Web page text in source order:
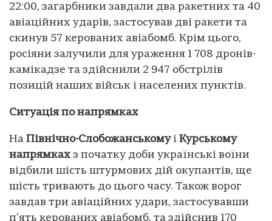
22:00, загарбники завдали два ракетних та 40
авіаційних ударів, застосував дві ракети та
скинув 57 керованих авіабомб. Крім цього,
росіяни залучили для ураження 1 708 дронів-
камікадзе та здійснили 2 947 обстрілів
позицій наших військ і населених пунктів.
Ситуація по напрямках
На Північно-Слобожанськомуі Курському
напрямках з початку доби українські воїни
відбили шість штурмових дій окупантів, ще
шість тривають до цього часу. Також ворог
завдав три авіаційних удари, застосувавши
п’ять керованих авіабомб, та здійснив 170